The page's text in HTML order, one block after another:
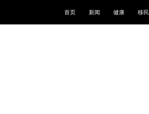
首页
新闻 健康 移民